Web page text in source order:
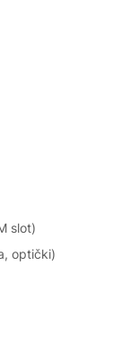
slot)
optički)